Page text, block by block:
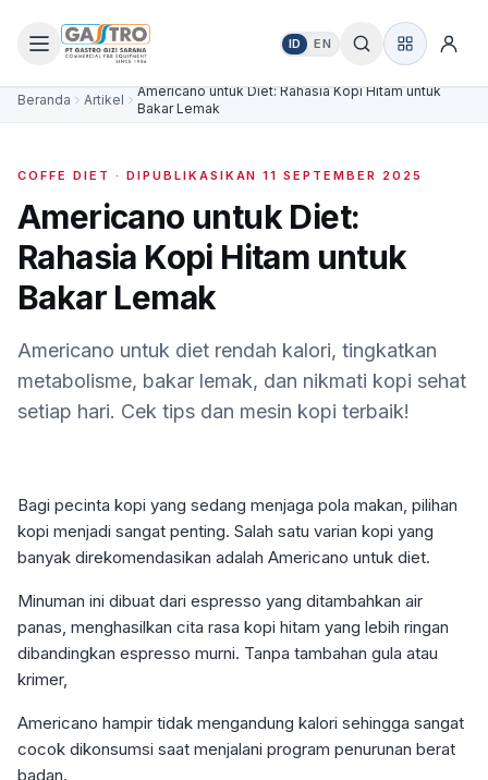
ID EN
Beranda Artikel
Americano untuk Diet: Rahasia Kopi Hitam untuk
Bakar Lemak
COFFE DIET · DIPUBLIKASIKAN11 SEPTEMBER 2025
Americano untuk Diet:
Rahasia Kopi Hitam untuk
Bakar Lemak
Americano untuk diet rendah kalori, tingkatkan
metabolisme, bakar lemak, dan nikmati kopi sehat
setiap hari. Cek tips dan mesin kopi terbaik!
Bagi pecinta kopi yang sedang menjaga pola makan, pilihan
kopi menjadi sangat penting. Salah satu varian kopi yang
banyak direkomendasikan adalah Americano untuk diet.
Minuman ini dibuat dari espresso yang ditambahkan air
panas, menghasilkan cita rasa kopi hitam yang lebih ringan
dibandingkan espresso murni. Tanpa tambahan gula atau
krimer,
Americano hampir tidak mengandung kalori sehingga sangat
cocok dikonsumsi saat menjalani program penurunan berat
badan.